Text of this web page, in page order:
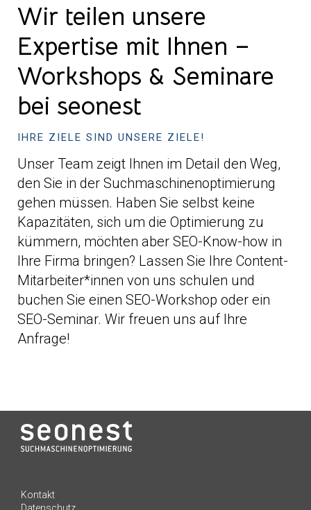
Wir teilen unsere
Expertise mit Ihnen –
Workshops & Seminare
bei seonest
IHRE ZIELE SIND UNSERE ZIELE!
Unser Team zeigt Ihnen im Detail den Weg,
den Sie in der Suchmaschinenoptimierung
gehen müssen. Haben Sie selbst keine
Kapazitäten, sich um die Optimierung zu
kümmern, möchten aber SEO-Know-how in
Ihre Firma bringen? Lassen Sie Ihre Content-
Mitarbeiter*innen von uns schulen und
buchen Sie einen SEO-Workshop oder ein
SEO-Seminar. Wir freuen uns auf Ihre
Anfrage!
Kontakt